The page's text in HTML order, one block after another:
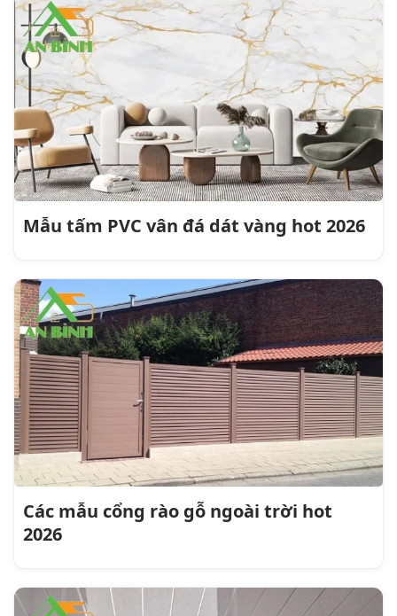
Mẫu tấm PVC vân đá dát vàng hot 2026
Các mẫu cổng rào gỗ ngoài trời hot
2026